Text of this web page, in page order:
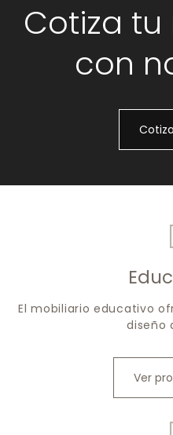
Cotiza
con
El mobiliario educativo
diseño
Ver